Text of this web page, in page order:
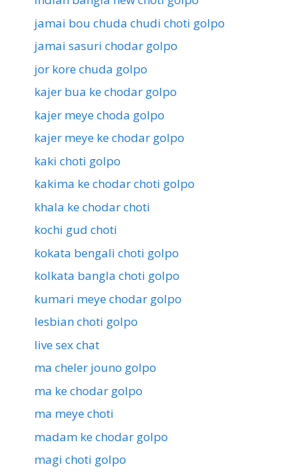
jamai bou chuda chudi choti golpo
jamai sasuri chodar golpo
jor kore chuda golpo
kajer bua ke chodar golpo
kajer meye choda golpo
kajer meye ke chodar golpo
kaki choti golpo
kakima ke chodar choti golpo
khala ke chodar choti
kochi gud choti
kokata bengali choti golpo
kolkata bangla choti golpo
kumari meye chodar golpo
lesbian choti golpo
live sex chat
ma cheler jouno golpo
ma ke chodar golpo
ma meye choti
madam ke chodar golpo
magi choti golpo